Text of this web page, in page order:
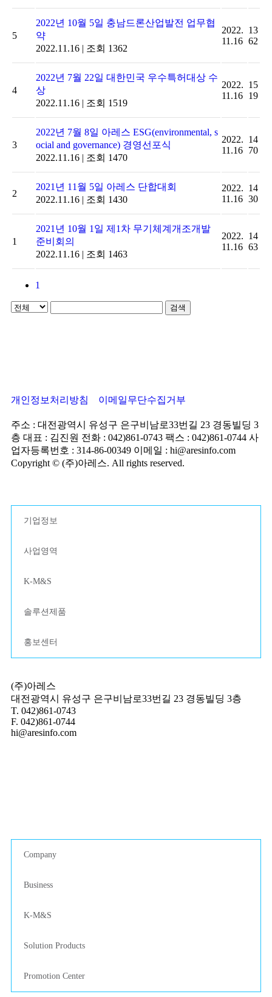
5
2022년 10월 5일 충남드론산업발전 업무협
약
2022.11.16 | 조회 1362
2022.
11.16
13
62
4
2022년 7월 22일 대한민국 우수특허대상 수
상
2022.11.16 | 조회 1519
2022.
11.16
15
19
3
2022년 7월 8일 아레스 ESG(environmental, s
ocial and governance) 경영선포식
2022.11.16 | 조회 1470
2022.
11.16
14
70
2
2021년 11월 5일 아레스 단합대회
2022.11.16 | 조회 1430
2022.
11.16
14
30
1
2021년 10월 1일 제1차 무기체계개조개발
준비회의
2022.11.16 | 조회 1463
2022.
11.16
14
63
1
검색
개인정보처리방침 이메일무단수집거부
주소 : 대전광역시 유성구 은구비남로33번길 23 경동빌딩 3
층 대표 : 김진원 전화 : 042)861-0743 팩스 : 042)861-0744 사
업자등록번호 : 314-86-00349 이메일 : hi@aresinfo.com
Copyright © (주)아레스. All rights reserved.
기업정보
사업영역
K-M&S
솔루션제품
홍보센터
(주)아레스
대전광역시 유성구 은구비남로33번길 23 경동빌딩 3층
T. 042)861-0743
F. 042)861-0744
hi@aresinfo.com
Company
Business
K-M&S
Solution Products
Promotion Center